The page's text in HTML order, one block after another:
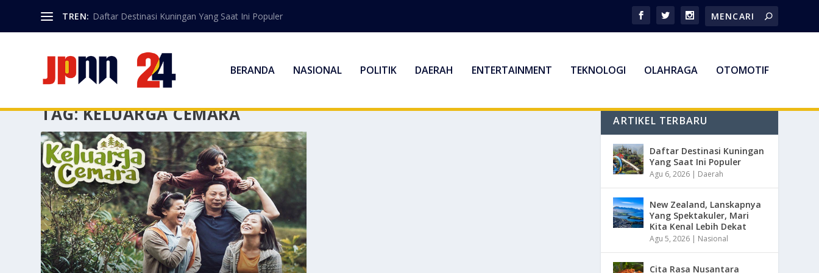
TREN: Daftar Destinasi Kuningan Yang Saat Ini Populer
BERANDA NASIONAL POLITIK DAERAH ENTERTAINMENT TEKNOLOGI OLAHRAGA OTOMOTIF
TAG:KELUARGA CEMARA ARTIKEL TERBARU
Daftar Destinasi Kuningan
Yang Saat Ini Populer
Agu 6, 2026 | Daerah
New Zealand, Lanskapnya
Yang Spektakuler, Mari
Kita Kenal Lebih Dekat
Agu 5, 2026 | Nasional
Cita Rasa Nusantara